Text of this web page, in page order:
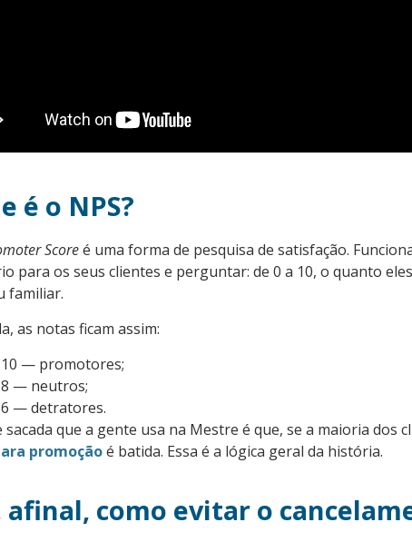
é o NPS?
Scoreé uma forma de pesquisa de satisfação.
para os seus clientes e perguntar: de 0 a 10, o quanto
familiar.
as notas ficam assim:
— promotores;
8 — neutros;
— detratores.
sacada que a gente usa na Mestre é que, se a maioria dos
promoçãoé batida. Essa é a lógica geral da história.
afinal, como evitar o